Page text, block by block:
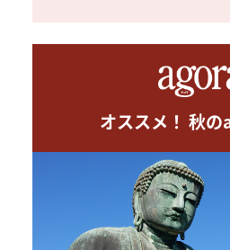
オススメ！ 秋